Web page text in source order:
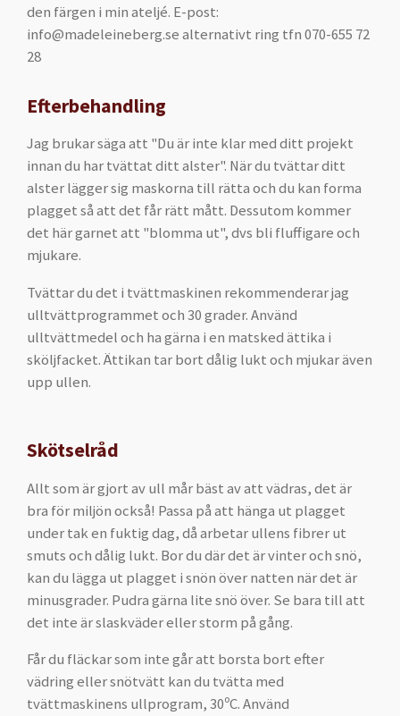
den färgen i min ateljé. E-post:
info@madeleineberg.se alternativt ring tfn 070-655 72
28
Efterbehandling
Jag brukar säga att "Du är inte klar med ditt projekt
innan du har tvättat ditt alster". När du tvättar ditt
alster lägger sig maskorna till rätta och du kan forma
plagget så att det får rätt mått. Dessutom kommer
det här garnet att "blomma ut", dvs bli fluffigare och
mjukare.
Tvättar du det i tvättmaskinen rekommenderar jag
ulltvättprogrammet och 30 grader. Använd
ulltvättmedel och ha gärna i en matsked ättika i
sköljfacket. Ättikan tar bort dålig lukt och mjukar även
upp ullen.
Skötselråd
Allt som är gjort av ull mår bäst av att vädras, det är
bra för miljön också! Passa på att hänga ut plagget
under tak en fuktig dag, då arbetar ullens fibrer ut
smuts och dålig lukt. Bor du där det är vinter och snö,
kan du lägga ut plagget i snön över natten när det är
minusgrader. Pudra gärna lite snö över. Se bara till att
det inte är slaskväder eller storm på gång.
Får du fläckar som inte går att borsta bort efter
vädring eller snötvätt kan du tvätta med
tvättmaskinens ullprogram, 30ºC. Använd